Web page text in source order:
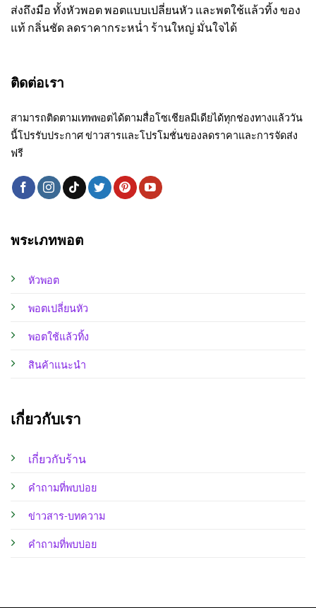
ส่งถึงมือ ทั้งหัวพอต พอตแบบเปลี่ยนหัว และพตใช้แล้วทิ้ง ของ
แท้ กลิ่นชัด ลดราคากระหน่ำ ร้านใหญ่ มั่นใจได้
พระเภทพอต
หัวพอต
พอตเปลี่ยนหัว
พอตใช้แล้วทิ้ง
สินค้าแนะนำ
เกี่ยวกับเรา
เกี่ยวกับร้าน
คำถามที่พบบ่อย
ข่าวสาร-บทความ
คำถามที่พบบ่อย
ติดต่อเรา
สามารถติดตามเทพพอตได้ตามสื่อโซเชียลมีเดียได้ทุกช่องทางแล้ววัน
นี้โปรรับประกาศ ข่าวสารและโปรโมชั่นของลดราคาและการจัดส่ง
ฟรี